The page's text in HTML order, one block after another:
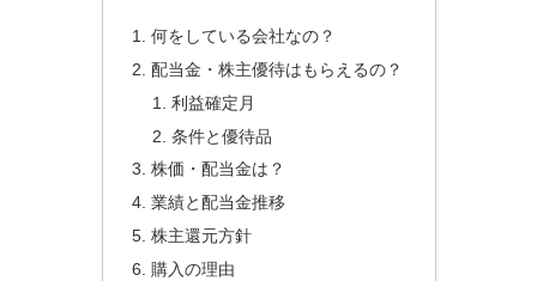
何をしている会社なの？
配当金・株主優待はもらえるの？
利益確定月
条件と優待品
株価・配当金は？
業績と配当金推移
株主還元方針
購入の理由